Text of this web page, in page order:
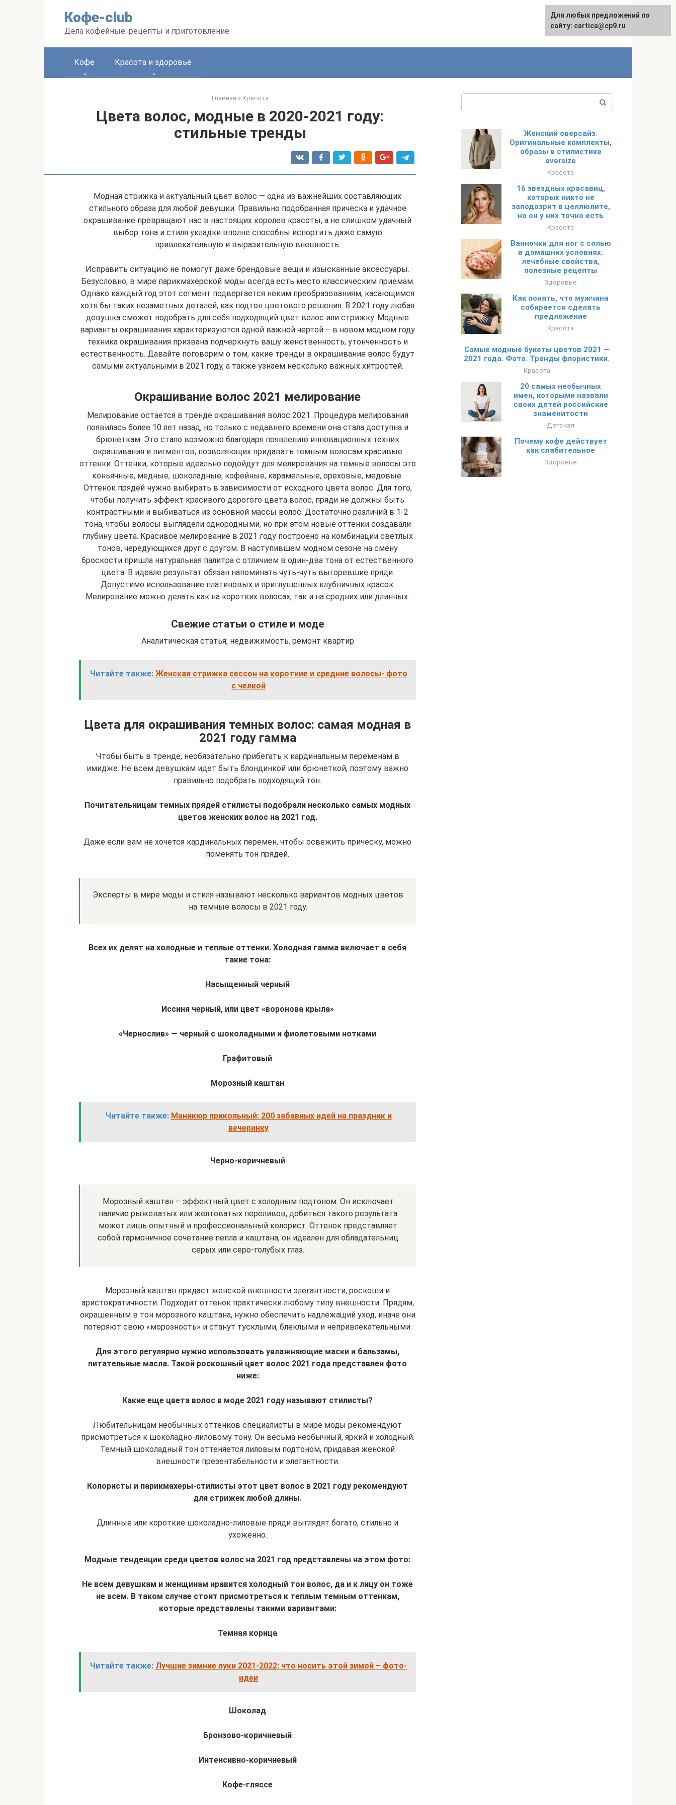
Кофе-club
Дела кофейные: рецепты и приготовление
English
Кофе Красота и здоровье
Главная » Красота
Цвета волос, модные в 2020-2021 году:
стильные тренды
Модная стрижка и актуальный цвет волос — одна из важнейших составляющих
стильного образа для любой девушки. Правильно подобранная прическа и удачное
окрашивание превращают нас в настоящих королев красоты, а не слишком удачный
выбор тона и стиля укладки вполне способны испортить даже самую
привлекательную и выразительную внешность.
Исправить ситуацию не помогут даже брендовые вещи и изысканные аксессуары.
Безусловно, в мире парикмахерской моды всегда есть место классическим приемам.
Однако каждый год этот сегмент подвергается неким преобразованиям, касающимся
хотя бы таких незаметных деталей, как подтон цветового решения. В 2021 году любая
девушка сможет подобрать для себя подходящий цвет волос или стрижку. Модные
варианты окрашивания характеризуются одной важной чертой – в новом модном году
техника окрашивания призвана подчеркнуть вашу женственность, утонченность и
естественность. Давайте поговорим о том, какие тренды в окрашивание волос будут
самыми актуальными в 2021 году, а также узнаем несколько важных хитростей.
Окрашивание волос 2021 мелирование
Мелирование остается в тренде окрашивания волос 2021. Процедура мелирования
появилась более 10 лет назад, но только с недавнего времени она стала доступна и
брюнеткам. Это стало возможно благодаря появлению инновационных техник
окрашивания и пигментов, позволяющих придавать темным волосам красивые
оттенки. Оттенки, которые идеально подойдут для мелирования на темные волосы это
коньячные, медные, шоколадные, кофейные, карамельные, ореховые, медовые.
Оттенок прядей нужно выбирать в зависимости от исходного цвета волос. Для того,
чтобы получить эффект красивого дорогого цвета волос, пряди не должны быть
контрастными и выбиваться из основной массы волос. Достаточно различий в 1-2
тона, чтобы волосы выглядели однородными, но при этом новые оттенки создавали
глубину цвета. Красивое мелирование в 2021 году построено на комбинации светлых
тонов, чередующихся друг с другом. В наступившем модном сезоне на смену
броскости пришла натуральная палитра с отличием в один-два тона от естественного
цвета. В идеале результат обязан напоминать чуть-чуть выгоревшие пряди.
Допустимо использование платиновых и приглушенных клубничных красок.
Мелирование можно делать как на коротких волосах, так и на средних или длинных.
Свежие статьи о стиле и моде
Аналитическая статья, недвижимость, ремонт квартир
Читайте также: Женская стрижка сессон на короткие и средние волосы- фото
с челкой
Цвета для окрашивания темных волос: самая модная в
2021 году гамма
Чтобы быть в тренде, необязательно прибегать к кардинальным переменам в
имидже. Не всем девушкам идет быть блондинкой или брюнеткой, поэтому важно
правильно подобрать подходящий тон.
Почитательницам темных прядей стилисты подобрали несколько самых модных
цветов женских волос на 2021 год.
Даже если вам не хочется кардинальных перемен, чтобы освежить прическу, можно
поменять тон прядей.
Эксперты в мире моды и стиля называют несколько вариантов модных цветов
на темные волосы в 2021 году.
Всех их делят на холодные и теплые оттенки. Холодная гамма включает в себя
такие тона:
Насыщенный черный
Иссиня черный, или цвет «воронова крыла»
«Чернослив» — черный с шоколадными и фиолетовыми нотками
Графитовый
Морозный каштан
Читайте также: Маникюр прикольный: 200 забавных идей на праздник и
вечеринку
Черно-коричневый
Морозный каштан – эффектный цвет с холодным подтоном. Он исключает
наличие рыжеватых или желтоватых переливов, добиться такого результата
может лишь опытный и профессиональный колорист. Оттенок представляет
собой гармоничное сочетание пепла и каштана, он идеален для обладательниц
серых или серо-голубых глаз.
Морозный каштан придаст женской внешности элегантности, роскоши и
аристократичности. Подходит оттенок практически любому типу внешности. Прядям,
окрашенным в тон морозного каштана, нужно обеспечить надлежащий уход, иначе они
потеряют свою «морозность» и станут тусклыми, блеклыми и непривлекательными.
Для этого регулярно нужно использовать увлажняющие маски и бальзамы,
питательные масла. Такой роскошный цвет волос 2021 года представлен фото
ниже:
Какие еще цвета волос в моде 2021 году называют стилисты?
Любительницам необычных оттенков специалисты в мире моды рекомендуют
присмотреться к шоколадно-лиловому тону. Он весьма необычный, яркий и холодный.
Темный шоколадный тон оттеняется лиловым подтоном, придавая женской
внешности презентабельности и элегантности.
Колористы и парикмахеры-стилисты этот цвет волос в 2021 году рекомендуют
для стрижек любой длины.
Длинные или короткие шоколадно-лиловые пряди выглядят богато, стильно и
ухоженно.
Модные тенденции среди цветов волос на 2021 год представлены на этом фото:
Не всем девушкам и женщинам нравится холодный тон волос, да и к лицу он тоже
не всем. В таком случае стоит присмотреться к теплым темным оттенкам,
которые представлены такими вариантами:
Темная корица
Читайте также: Лучшие зимние луки 2021-2022: что носить этой зимой – фото-
идеи
Шоколад
Бронзово-коричневый
Интенсивно-коричневый
Кофе-гляссе
Женский оверсайз.
Оригинальные комплекты,
образы в стилистике
oversize
Красота
16 звездных красавиц,
которых никто не
заподозрит в целлюлите,
но он у них точно есть
Красота
Ванночки для ног с солью
в домашних условиях:
лечебные свойства,
полезные рецепты
Здоровье
Как понять, что мужчина
собирается сделать
предложение
Красота
Самые модные букеты цветов 2021 —
2021 года. Фото. Тренды флористики.
Красота
20 самых необычных
имен, которыми назвали
своих детей российские
знаменитости
Детская
Почему кофе действует
как слабительное
Здоровье
Для любых предложений по
сайту: cartica@cp9.ru